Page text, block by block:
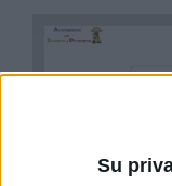
Su